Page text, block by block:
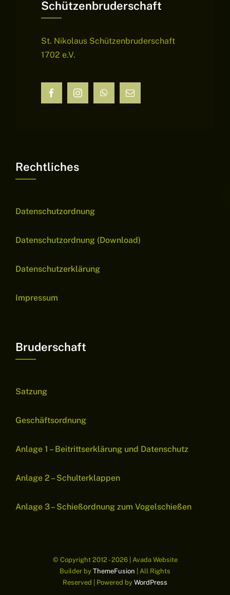
Schützenbruderschaft
St. Nikolaus Schützenbruderschaft
1702 e.V.
Rechtliches
Datenschutzordnung
Datenschutzordnung (Download)
Datenschutzerklärung
Impressum
Bruderschaft
Satzung
Geschäftsordnung
Anlage 1 – Beitrittserklärung und Datenschutz
Anlage 2 – Schulterklappen
Anlage 3 – Schießordnung zum Vogelschießen
© Copyright 2012 - 2026 | Avada Website
Builder by ThemeFusion | All Rights
Reserved | Powered by WordPress